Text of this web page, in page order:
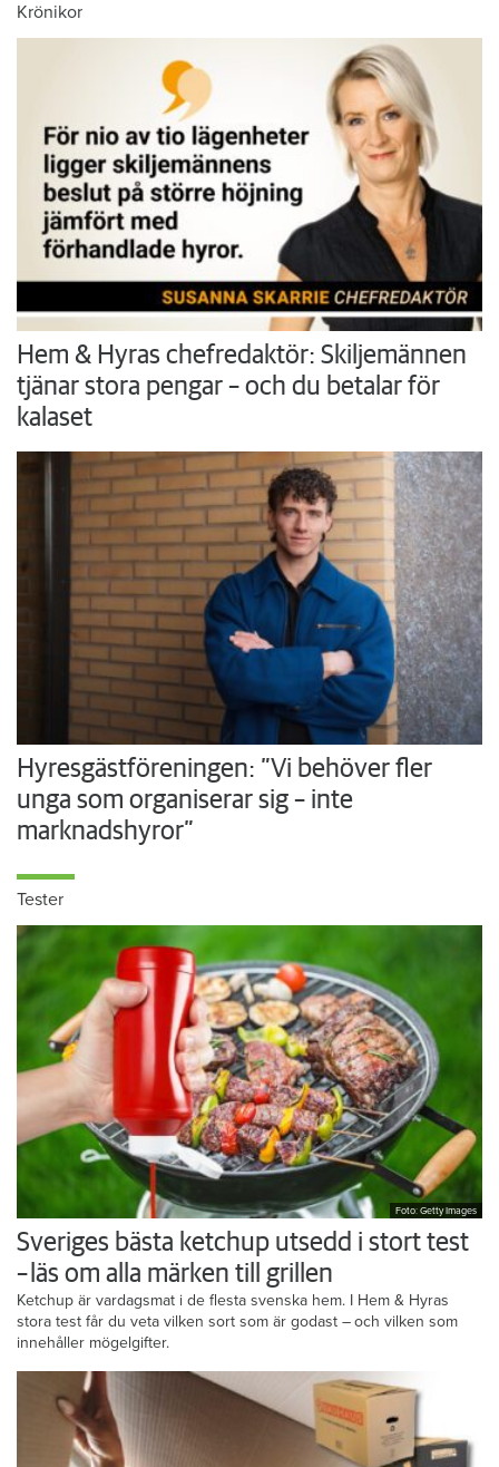
Krönikor
Hem & Hyras chefredaktör: Skiljemännen
tjänar stora pengar – och du betalar för
kalaset
Hyresgästföreningen: ”Vi behöver fler
unga som organiserar sig – inte
marknadshyror”
Tester
Foto: Getty Images
Sveriges bästa ketchup utsedd i stort test
– läs om alla märken till grillen
Ketchup är vardagsmat i de flesta svenska hem. I Hem & Hyras
stora test får du veta vilken sort som är godast – och vilken som
innehåller mögelgifter.